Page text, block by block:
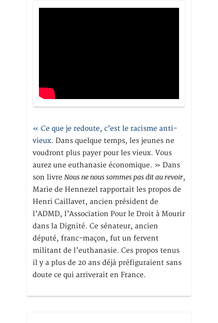
« Ce que je redoute, c’est le racisme anti-
vieux. Dans quelque temps, les jeunes ne
voudront plus payer pour les vieux. Vous
aurez une euthanasie économique. » Dans
son livre Nous ne nous sommes pas dit au revoir,
Marie de Hennezel rapportait les propos de
Henri Caillavet, ancien président de
l’ADMD, l’Association Pour le Droit à Mourir
dans la Dignité. Ce sénateur, ancien
député, franc-maçon, fut un fervent
militant de l’euthanasie. Ces propos tenus
il y a plus de 20 ans déjà préfiguraient sans
doute ce qui arriverait en France.